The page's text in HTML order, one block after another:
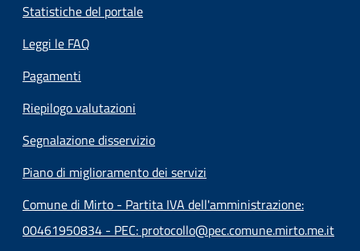
Statistiche del portale
Leggi le FAQ
Pagamenti
Riepilogo valutazioni
Segnalazione disservizio
Piano di miglioramento dei servizi
Comune di Mirto - Partita IVA dell'amministrazione:
00461950834 - PEC: protocollo@pec.comune.mirto.me.it